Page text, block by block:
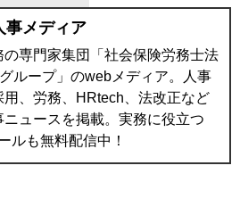
事メディア
の専門家集団「社会保険労務士法
ループ」のwebメディア。人事
用、労務、HRtech、法改正など
ニュースを掲載。実務に役立つ
ルも無料配信中！